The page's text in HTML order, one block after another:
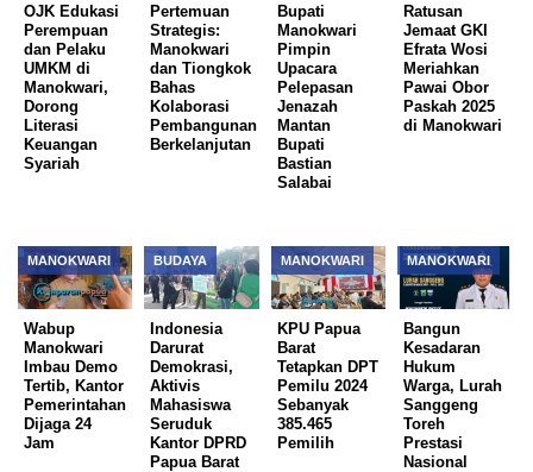
OJK Edukasi
Perempuan
dan Pelaku
UMKM di
Manokwari,
Dorong
Literasi
Keuangan
Syariah
Pertemuan
Strategis:
Manokwari
dan Tiongkok
Bahas
Kolaborasi
Pembangunan
Berkelanjutan
Bupati
Manokwari
Pimpin
Upacara
Pelepasan
Jenazah
Mantan
Bupati
Bastian
Salabai
Ratusan
Jemaat GKI
Efrata Wosi
Meriahkan
Pawai Obor
Paskah 2025
di Manokwari
MANOKWARI
Wabup
Manokwari
Imbau Demo
Tertib, Kantor
Pemerintahan
Dijaga 24
Jam
BUDAYA
Indonesia
Darurat
Demokrasi,
Aktivis
Mahasiswa
Seruduk
Kantor DPRD
Papua Barat
MANOKWARI
KPU Papua
Barat
Tetapkan DPT
Pemilu 2024
Sebanyak
385.465
Pemilih
MANOKWARI
Bangun
Kesadaran
Hukum
Warga, Lurah
Sanggeng
Toreh
Prestasi
Nasional